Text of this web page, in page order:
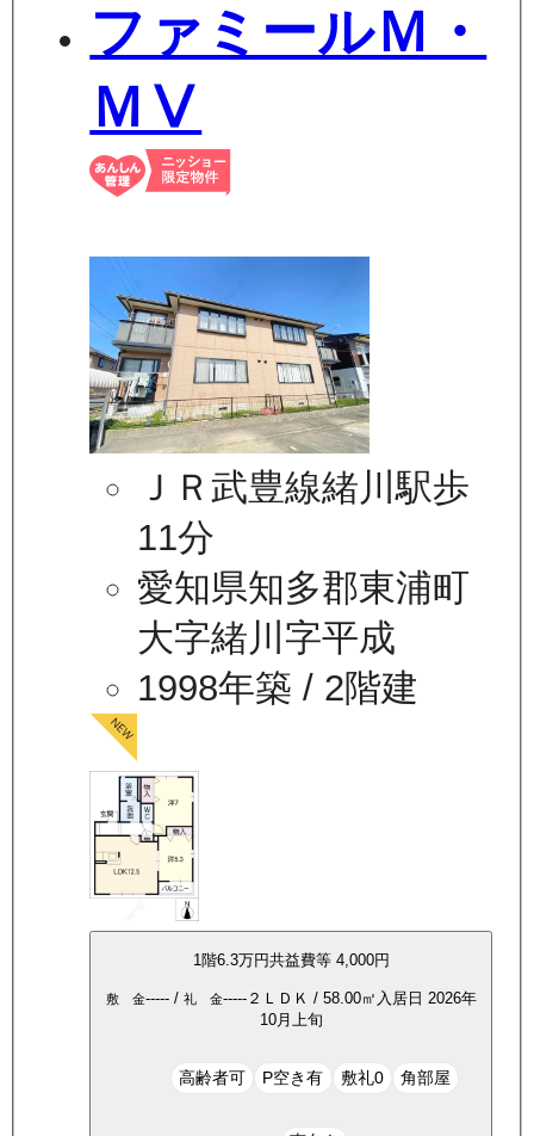
ファミールＭ・
ＭⅤ
ＪＲ武豊線緒川駅歩
11分
愛知県知多郡東浦町
大字緒川字平成
1998年築 / 2階建
1階6.3万円共益費等 4,000円
敷 金-----/ 礼 金-----２ＬＤＫ / 58.00㎡ 入居日 2026年
10月上旬
高齢者可 P空き有 敷礼0 角部屋